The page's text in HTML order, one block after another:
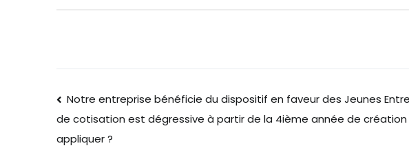
Notre entreprise bénéficie du dispositif en faveur des Jeunes
de cotisation est dégressive à partir de la 4ième année de
appliquer ?